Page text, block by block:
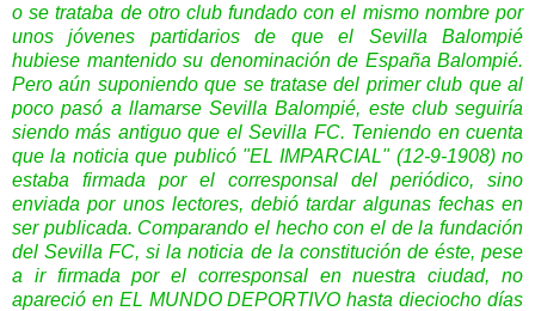
o se trataba de otro club fundado con el mismo nombre por
unos jóvenes partidarios de que el Sevilla Balompié
hubiese mantenido su denominación de España Balompié.
Pero aún suponiendo que se tratase del primer club que al
poco pasó a llamarse Sevilla Balompié, este club seguiría
siendo más antiguo que el Sevilla FC. Teniendo en cuenta
que la noticia que publicó "EL IMPARCIAL" (12-9-1908) no
estaba firmada por el corresponsal del periódico, sino
enviada por unos lectores, debió tardar algunas fechas en
ser publicada. Comparando el hecho con el de la fundación
del Sevilla FC, si la noticia de la constitución de éste, pese
a ir firmada por el corresponsal en nuestra ciudad, no
apareció en EL MUNDO DEPORTIVO hasta dieciocho días